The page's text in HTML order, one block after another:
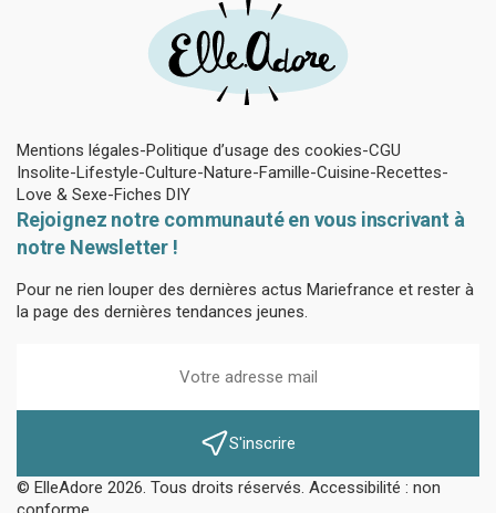
Mentions légales Politique d’usage des cookies CGU
Insolite Lifestyle Culture Nature Famille Cuisine Recettes
Love & Sexe Fiches DIY
Rejoignez notre communauté en vous inscrivant à
notre Newsletter !
Pour ne rien louper des dernières actus Mariefrance et rester à
la page des dernières tendances jeunes.
S'inscrire
© ElleAdore 2026. Tous droits réservés. Accessibilité : non